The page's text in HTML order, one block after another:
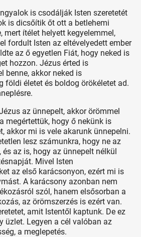
is csodálják Isten szeretetét
is dicsőítik őt ott a betlehemi
mert ítélet helyett kegyelemmel,
fordult Isten az eltévelyedett ember
az ő egyetlen Fiát, hogy neked is
hozzon. Jézus érted is
benne, akkor neked is
földi életet és boldog örökéletet ad.
az ünnepelt, akkor örömmel
megértettük, hogy ő nekünk is
akkor mi is vele akarunk ünnepelni.
lesz számunkra, hogy ne az
az is, hogy az ünnepelt nélkül
Mivel Isten
az első karácsonyon, ezért mi is
A karácsony azonban nem
szól, hanem elsősorban a
az örömszerzés is ezért van.
amit Istentől kaptunk. De ez
üzlet. Legyen a cél valóban az
a meglepetés.